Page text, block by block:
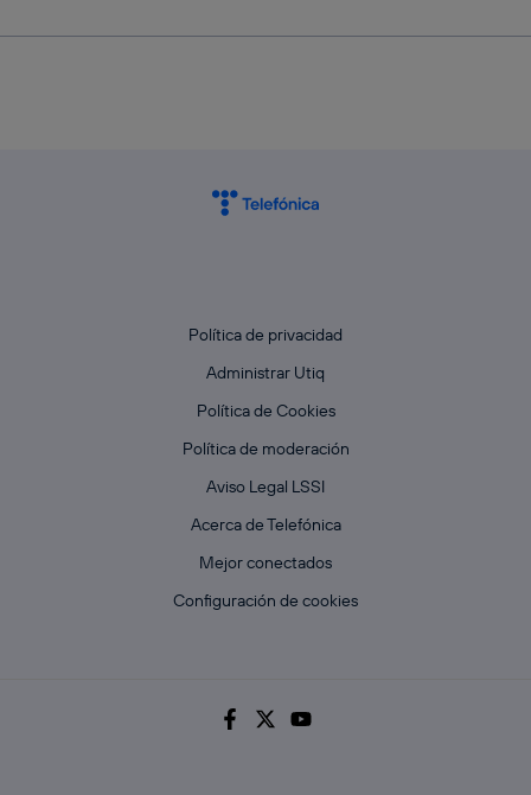
Política de privacidad
Administrar Utiq
Política de Cookies
Política de moderación
Aviso Legal LSSI
Acerca de Telefónica
Mejor conectados
Configuración de cookies